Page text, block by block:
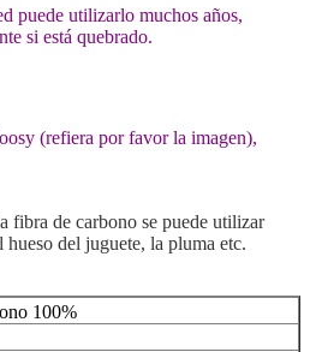
puede utilizarlo muchos años,
si está quebrado.
(refiera por favor la imagen),
fibra de carbono se puede utilizar
hueso del juguete, la pluma etc.
100%